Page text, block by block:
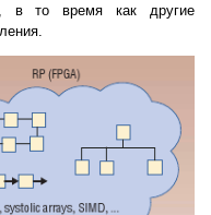
в то время как другие